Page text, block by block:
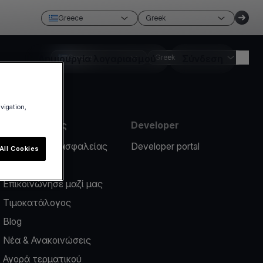
Greece Greek
Δημιουργία λογαριασμού
Greece Greek
Πληροφορίες
Περιστατικό ασφαλείας
Επικοινώνησε μαζί μας
Τιμοκατάλογος
Blog
Νέα & Ανακοινώσεις
Αγορά τερματικού
Developer
Developer portal
Cookies